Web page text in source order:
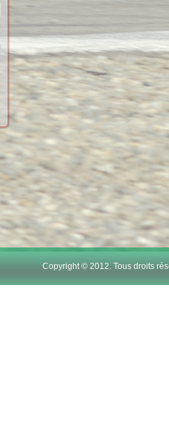
Copyright © 2012. Tous droits